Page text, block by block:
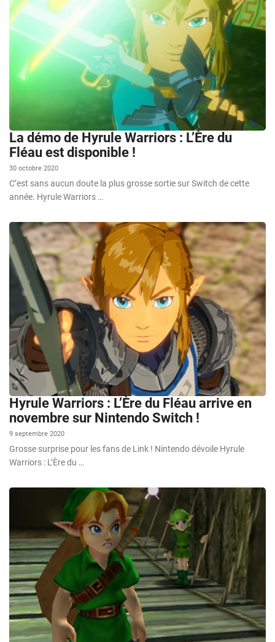
La démo de Hyrule Warriors : L’Ère du
Fléau est disponible !
30 octobre 2020
C’est sans aucun doute la plus grosse sortie sur Switch de cette
année. Hyrule Warriors …
Hyrule Warriors : L’Ère du Fléau arrive en
novembre sur Nintendo Switch !
9 septembre 2020
Grosse surprise pour les fans de Link ! Nintendo dévoile Hyrule
Warriors : L’Ère du …